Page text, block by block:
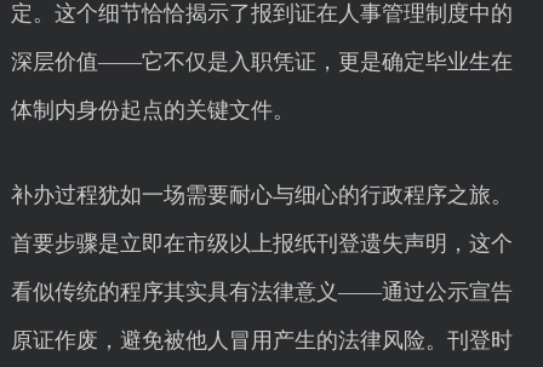
定。这个细节恰恰揭示了报到证在人事管理制度中的
深层价值——它不仅是入职凭证，更是确定毕业生在
体制内身份起点的关键文件。
补办过程犹如一场需要耐心与细心的行政程序之旅。
首要步骤是立即在市级以上报纸刊登遗失声明，这个
看似传统的程序其实具有法律意义——通过公示宣告
原证作废，避免被他人冒用产生的法律风险。刊登时